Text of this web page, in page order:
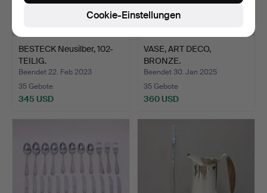
BESTECK Neusilber, 102-
TEILIG.
Beendet 22. Feb 2023
35 Gebote
345 USD
VASE, ART DECO,
BRONZE.
Beendet 30. Jan 2025
35 Gebote
360 USD
Cookie-Einstellungen